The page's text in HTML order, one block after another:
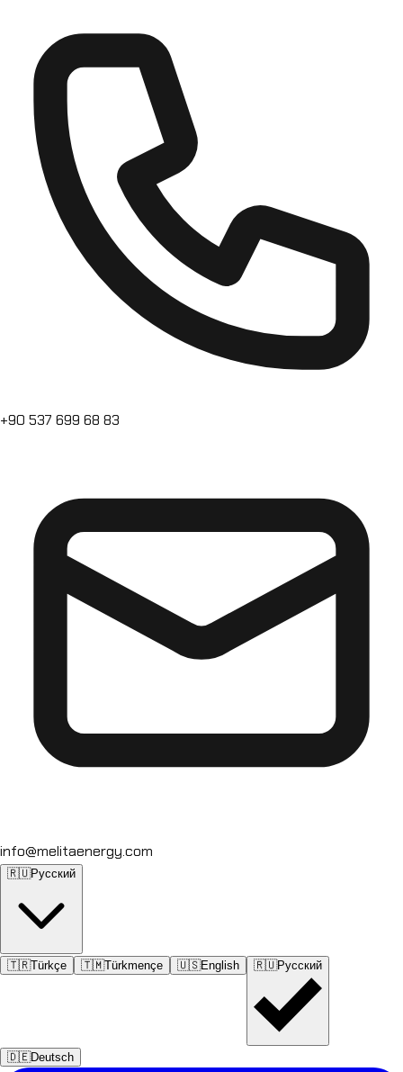
+90 537 699 68 83
info@melitaenergy.com
🇷🇺Русский
🇹🇷Türkçe 🇹🇲Türkmençe 🇺🇸English 🇷🇺Русский
🇩🇪Deutsch